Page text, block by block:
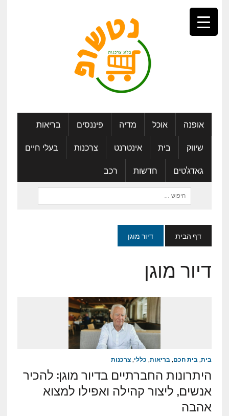
אופנה אוכל מדיה פיננסים
בריאות
שיווק
בית אינטרנט צרכנות
בעלי חיים
גאדג'טים
חדשות
רכב
חיפוש:
דף הבית דיור מוגן
דיור מוגן
בית, בית חכם בריאות, כללי צרכנות
היתרונות החברתיים בדיור מוגן: להכיר
אנשים, ליצור קהילה ואפילו למצוא
אהבה